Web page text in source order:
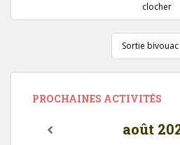
l’article
clocher
Sortie
PROCHAINES ACTIVITÉS
août